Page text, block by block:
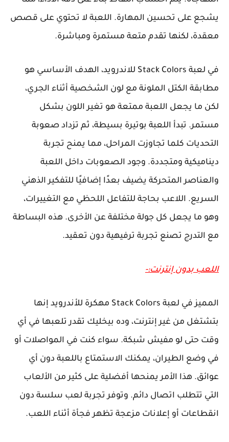
يشجع على تحسين المهارة. اللعبة لا تحتوي على قصص
معقدة، لكنها تقدم متعة مستمرة ومباشرة.
في لعبة Stack Colors للاندرويد، الهدف الأساسي هو
مطابقة الكتل الملونة مع لون الشخصية أثناء الجري،
لكن ما يجعل اللعبة ممتعة هو تغير اللون بشكل
مستمر. تبدأ اللعبة بوتيرة بسيطة، ثم تزداد صعوبة
التحديات كلما تجاوزت المراحل، مما يمنح تجربة
ديناميكية ومتجددة. وجود الصعوبات داخل اللعبة
والعناصر المتحركة يضيف بعدًا إضافيًا للتفكير الذهني
السريع. اللاعب بحاجة للتفاعل اللحظي مع التغييرات،
وهو ما يجعل كل جولة مختلفة عن الأخرى. هذه البساطة
مع التدرج تصنع تجربة ترفيهية دون تعقيد.
اللعب بدون إنترنت:-
المميز في لعبة Stack Colors مهكرة للأندرويد إنها
بتشتغل من غير إنترنت، وده بيخليك تقدر تلعبها في أي
وقت حتى لو مفيش شبكة. سواء كنت في المواصلات أو
في وضع الطيران، يمكنك الاستمتاع باللعبة دون أي
عوائق. هذا الأمر يمنحها أفضلية على كثير من الألعاب
التي تتطلب اتصال دائم. وتوفر تجربة لعب سلسة دون
انقطاعات أو إعلانات مزعجة تظهر فجأة أثناء اللعب.